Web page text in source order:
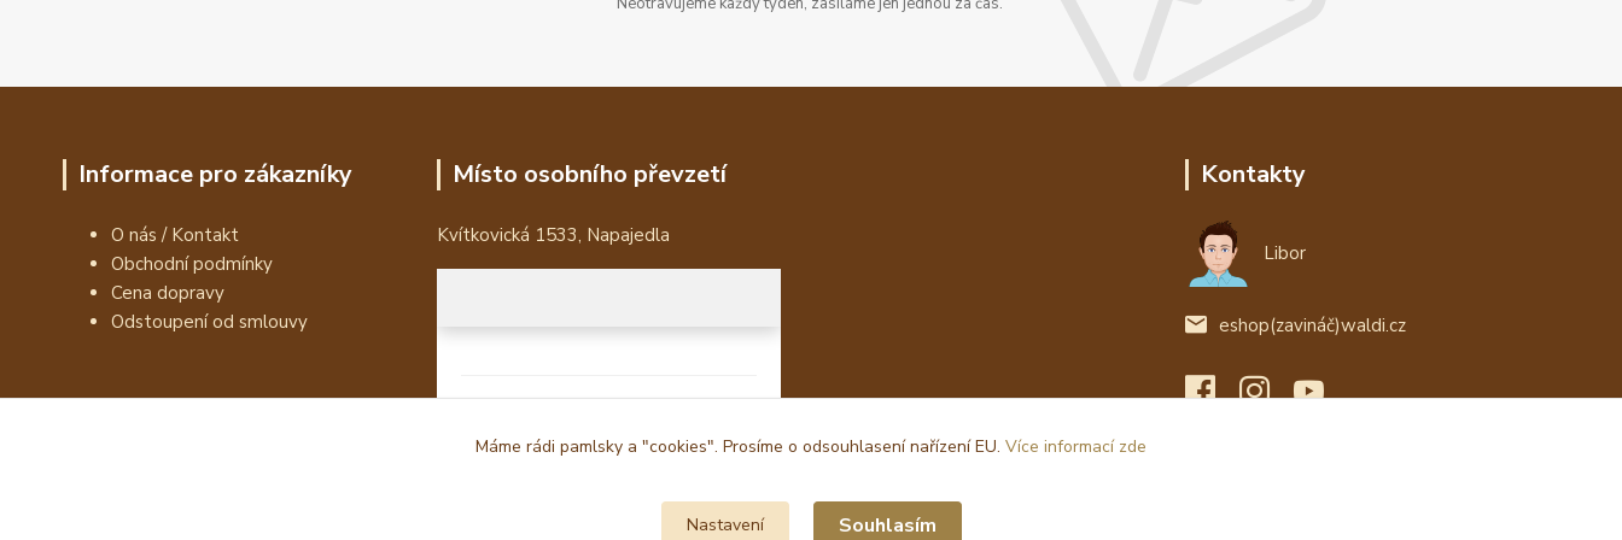
Informace pro zákazníky
O nás / Kontakt
Obchodní podmínky
Cena dopravy
Odstoupení od smlouvy
Místo osobního převzetí
Kvítkovická 1533, Napajedla
Kontakty
Libor
eshop(zavináč)waldi.cz
Máme rádi pamlsky a "cookies". Prosíme o odsouhlasení nařízení EU. Více informací zde
Nastavení Souhlasím